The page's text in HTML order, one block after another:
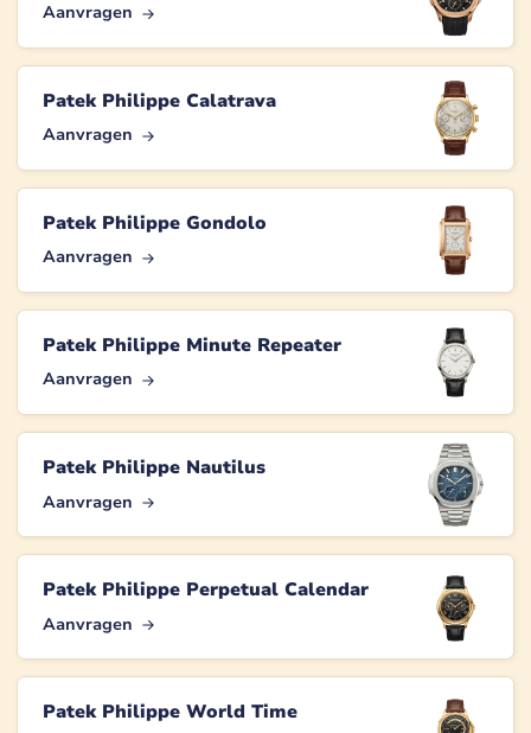
Aanvragen
Patek Philippe Calatrava
Aanvragen
Patek Philippe Gondolo
Aanvragen
Patek Philippe Minute Repeater
Aanvragen
Patek Philippe Nautilus
Aanvragen
Patek Philippe Perpetual Calendar
Aanvragen
Patek Philippe World Time